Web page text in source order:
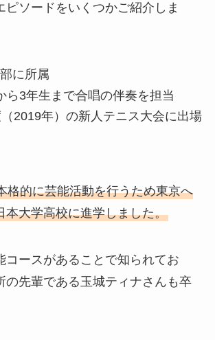
ピソードをいくつかご紹介しま
に所属
ら3年生まで合唱の伴奏を担当
2019年）の新人テニス大会に出場
格的に芸能活動を行うため東京へ
本大学高校に進学しました。
コースがあることで知られてお
の先輩である玉城ティナさんも卒